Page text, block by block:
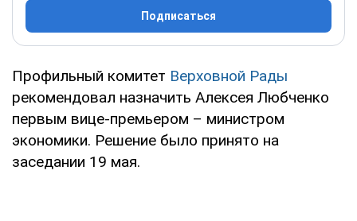
Подписаться
Профильный комитет Верховной Рады
рекомендовал назначить Алексея Любченко
первым вице-премьером – министром
экономики. Решение было принято на
заседании 19 мая.